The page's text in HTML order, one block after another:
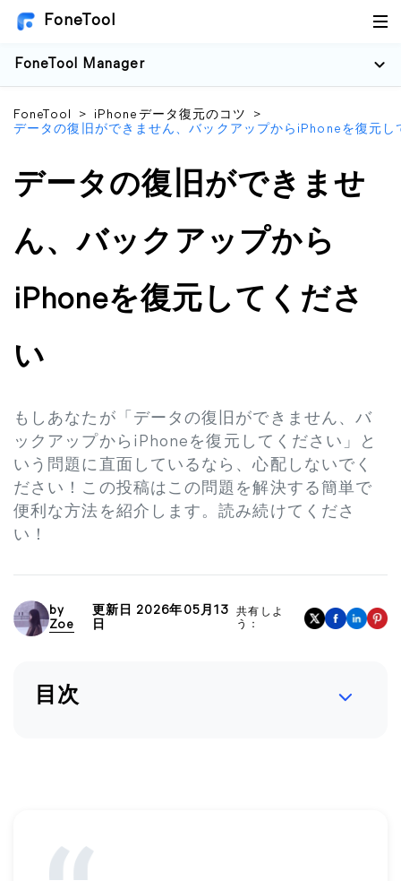
FoneTool
FoneTool Manager
FoneTool > iPhoneデータ復元のコツ
>
データの復旧ができません、バックアップからiPhoneを復元し
データの復旧ができませ
ん、バックアップから
iPhoneを復元してくださ
い
もしあなたが「データの復旧ができません、バ
ックアップからiPhoneを復元してください」と
いう問題に直面しているなら、心配しないでく
ださい！この投稿はこの問題を解決する簡単で
便利な方法を紹介します。読み続けてくださ
い！
by
Zoe
更新日 2026年05月13
日
共有しよ
う：
目次